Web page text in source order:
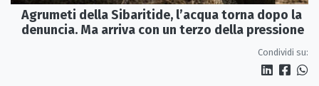
Agrumeti della Sibaritide, l’acqua torna dopo la
denuncia. Ma arriva con un terzo della pressione
Condividi su: